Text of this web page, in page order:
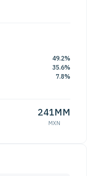
49.2%
35.6%
7.8%
241MM
MXN